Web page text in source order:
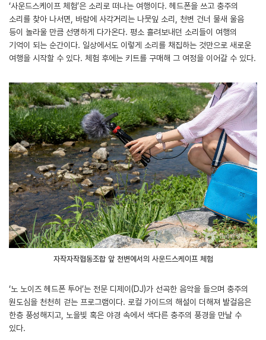
‘사운드스케이프 체험’은 소리로 떠나는 여행이다. 헤드폰을 쓰고 충주의
소리를 찾아 나서면, 바람에 사각거리는 나뭇잎 소리, 천변 건너 물새 울음
등이 놀라울 만큼 선명하게 다가온다. 평소 흘려보내던 소리들이 여행의
기억이 되는 순간이다. 일상에서도 이렇게 소리를 채집하는 것만으로 새로운
여행을 시작할 수 있다. 체험 후에는 키트를 구매해 그 여정을 이어갈 수 있다.
자작자작협동조합 앞 천변에서의 사운드스케이프 체험
‘노 노이즈 헤드폰 투어’는 전문 디제이(DJ)가 선곡한 음악을 들으며 충주의
원도심을 천천히 걷는 프로그램이다. 로컬 가이드의 해설이 더해져 발걸음은
한층 풍성해지고, 노을빛 혹은 야경 속에서 색다른 충주의 풍경을 만날 수
있다.